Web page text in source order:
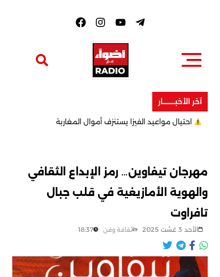
e
b
k
آخر الأخبــــــــار
احتيال مواعيد الفيزا يستنزف أموال المغاربة
مهرجان تيفاوين… رمز الإبداع الثقافي
والهوية الأمازيغية في قلب جبال
تافراوت
الأحد 3 غشت 2025 ثقافة وفن 18:37